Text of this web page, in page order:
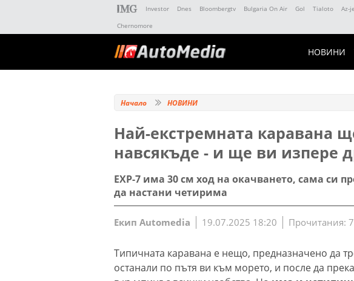
Investor Dnes Bloombergtv Bulgaria On Air Gol Tialoto Az-
Chernomore
НОВИНИ
Начало НОВИНИ
Най-екстремната каравана
навсякъде - и ще ви изпере
EXP-7 има 30 см ход на окачването, сама си
да настани четирима
Екип Automedia 19.07.2025 18:20 Прочитания:
Типичната каравана е нещо, предназначено да
останали по пътя ви към морето, и после да